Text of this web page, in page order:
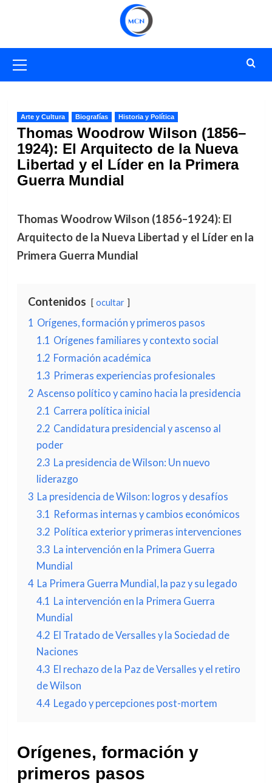
primario
Arte y Cultura Biografías Historia y Política
Thomas Woodrow Wilson (1856–
1924): El Arquitecto de la Nueva
Libertad y el Líder en la Primera
Guerra Mundial
Thomas Woodrow Wilson (1856–1924): El
Arquitecto de la Nueva Libertad y el Líder en la
Primera Guerra Mundial
Contenidos ocultar
1 Orígenes, formación y primeros pasos
1.1 Orígenes familiares y contexto social
1.2 Formación académica
1.3 Primeras experiencias profesionales
2 Ascenso político y camino hacia la presidencia
2.1 Carrera política inicial
2.2 Candidatura presidencial y ascenso al
poder
2.3 La presidencia de Wilson: Un nuevo
liderazgo
3 La presidencia de Wilson: logros y desafíos
3.1 Reformas internas y cambios económicos
3.2 Política exterior y primeras intervenciones
3.3 La intervención en la Primera Guerra
Mundial
4 La Primera Guerra Mundial, la paz y su legado
4.1 La intervención en la Primera Guerra
Mundial
4.2 El Tratado de Versalles y la Sociedad de
Naciones
4.3 El rechazo de la Paz de Versalles y el retiro
de Wilson
4.4 Legado y percepciones post-mortem
Orígenes, formación y
primeros pasos